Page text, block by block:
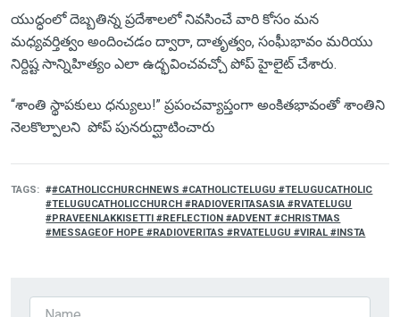
యుద్ధంలో దెబ్బతిన్న ప్రదేశాలలో నివసించే వారి కోసం మన
మధ్యవర్తిత్వం అందించడం ద్వారా, దాతృత్వం, సంఘీభావం మరియు
నిర్దిష్ట సాన్నిహిత్యం ఎలా ఉద్భవించవచ్చో పోప్ హైలైట్ చేశారు.
“శాంతి స్థాపకులు ధన్యులు!” ప్రపంచవ్యాప్తంగా అంకితభావంతో శాంతిని
నెలకొల్పాలని పోప్ పునరుద్ఘాటించారు
TAGS
#CATHOLICCHURCHNEWS #CATHOLICTELUGU #TELUGUCATHOLIC
#TELUGUCATHOLICCHURCH #RADIOVERITASASIA #RVATELUGU
#PRAVEENLAKKISETTI #REFLECTION #ADVENT #CHRISTMAS
#MESSAGEOF HOPE #RADIOVERITAS #RVATELUGU #VIRAL #INSTA